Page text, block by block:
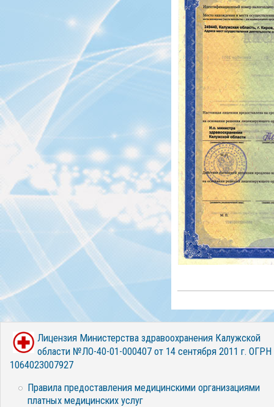
Лицензия Министерства здравоохранения Калужской
области №ЛО-40-01-000407 от 14 сентября 2011 г. ОГРН
1064023007927
Правила предоставления медицинскими организациями
платных медицинских услуг